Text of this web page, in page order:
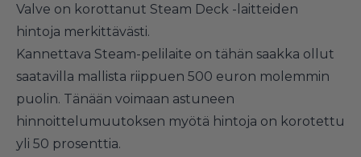
Valve on korottanut Steam Deck -laitteiden
hintoja merkittävästi.
Kannettava Steam-pelilaite on tähän saakka ollut
saatavilla mallista riippuen 500 euron molemmin
puolin. Tänään voimaan astuneen
hinnoittelumuutoksen myötä hintoja on korotettu
yli 50 prosenttia.